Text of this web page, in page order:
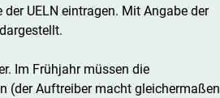
UELN eintragen. Mit Angabe der
Im Frühjahr müssen die
(der Auftreiber macht gleichermaßen